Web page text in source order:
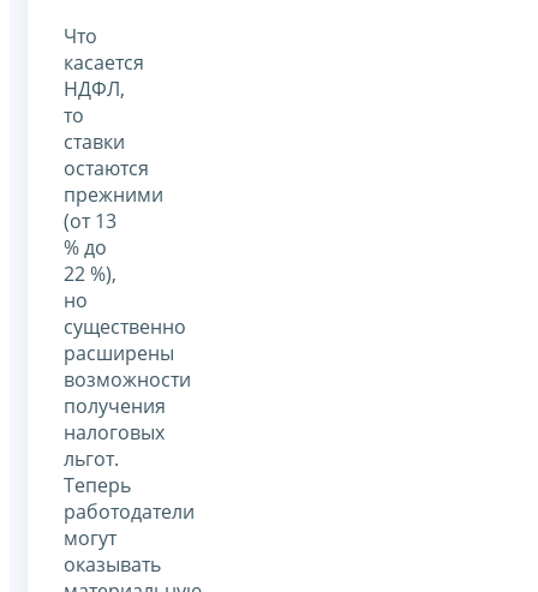
Что
касается
НДФЛ,
то
ставки
остаются
прежними
(от 13
% до
22 %),
но
существенно
расширены
возможности
получения
налоговых
льгот.
Теперь
работодатели
могут
оказывать